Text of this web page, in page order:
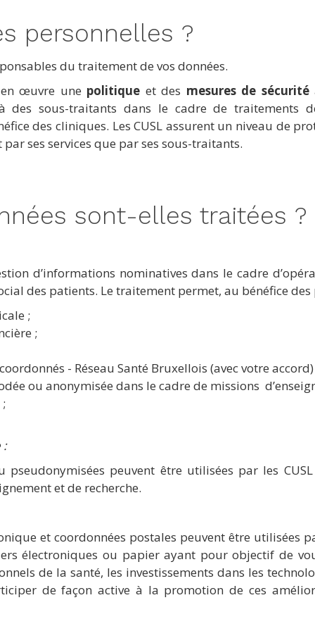
personnelles ?
du traitement de vos données.
en œuvre une politique et des mesures de sécurité
des sous-traitants dans le cadre de traitements
des cliniques. Les CUSL assurent un niveau de
ses services que par ses sous-traitants.
sont-elles traitées ?
d’informations nominatives dans le cadre
des patients. Le traitement permet, au bénéfice
;
;
- Réseau Santé Bruxellois (avec votre accord)
ou anonymisée dans le cadre de missions
:
pseudonymisées peuvent être utilisées par les
et de recherche.
et coordonnées postales peuvent être utilisées
électroniques ou papier ayant pour objectif de
de la santé, les investissements dans les
de façon active à la promotion de ces